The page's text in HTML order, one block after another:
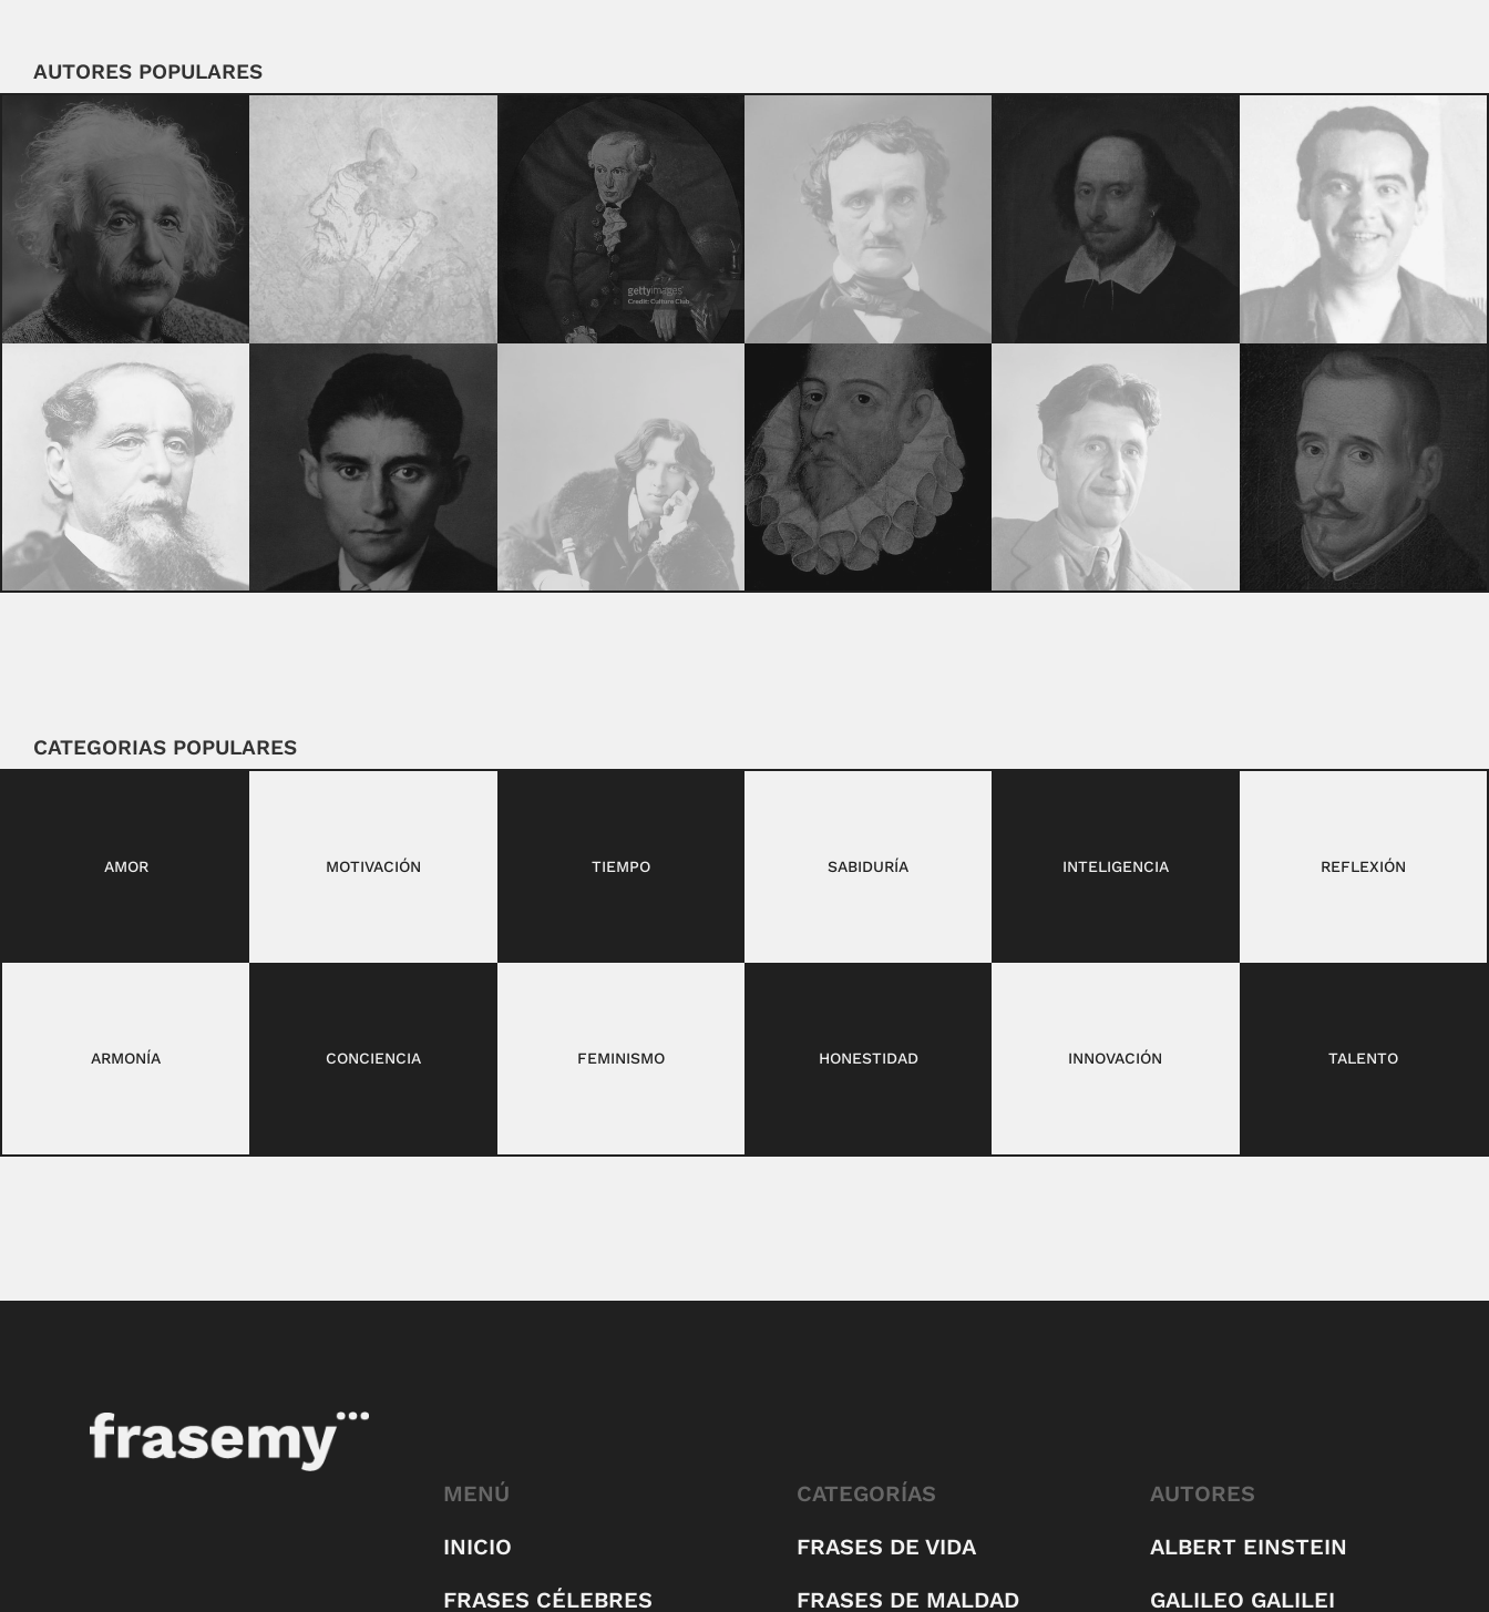
AUTORES POPULARES
CATEGORIAS POPULARES
AMOR MOTIVACIÓN TIEMPO SABIDURÍA INTELIGENCIA REFLEXIÓN
ARMONÍA CONCIENCIA FEMINISMO HONESTIDAD INNOVACIÓN TALENTO
MENÚ
INICIO
FRASES CÉLEBRES
CATEGORÍAS
FRASES DE VIDA
FRASES DE MALDAD
AUTORES
ALBERT EINSTEIN
GALILEO GALILEI